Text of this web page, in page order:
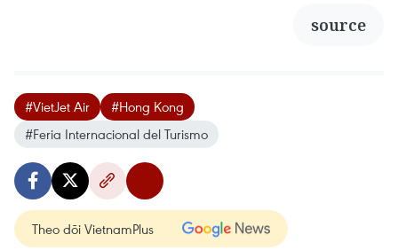
source
#VietJet Air
#Hong Kong
#Feria Internacional del Turismo
Theo dõi VietnamPlus